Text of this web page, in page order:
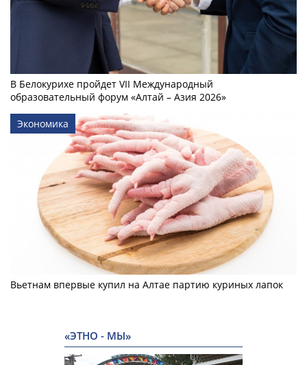
В Белокурихе пройдет VII Международный
образовательный форум «Алтай – Азия 2026»
Экономика
Вьетнам впервые купил на Алтае партию куриных лапок
«ЭТНО - МЫ»